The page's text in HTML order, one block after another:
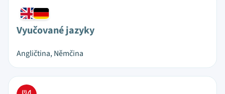
Vyučované jazyky
Angličtina, Němčina